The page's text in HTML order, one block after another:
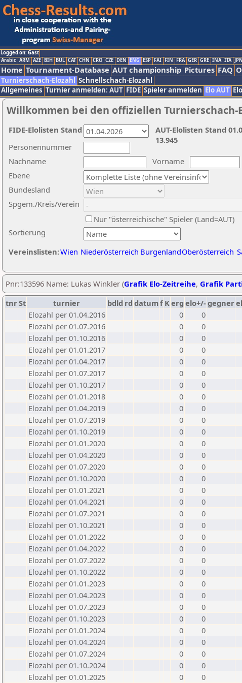
Logged on: Gast
Arabic ARM AZE BIH BUL CAT CHN CRO CZE DEN ENG ESP FAI FIN FRA GER GRE INA ITA JPN
Home Tournament-Database AUT championship Pictures FAQ
Turnierschach-Elozahl Schnellschach-Elozahl
Allgemeines Turnier anmelden: AUT FIDE Spieler anmelden Elo AUT
Willkommen bei den offiziellen Turnierschach-
Nachname
Vorname
Ebene
Sortierung
Personennummer
Bundesland
Spgem./Kreis/Verein
Nur "österreichische" Spieler (Land=AUT)
Vereinslisten:Wien Niederösterreich BurgenlandOberösterreich
AUT-Elolisten Stand
13.945
FIDE-Elolisten Stand
Pnr:133596 Name: Lukas Winkler (Grafik Elo-Zeitreihe, Grafik
tnrSt turnier bdld rd datumf Kerg elo+/-gegner
Elozahl per 01.04.2016
0
0
Elozahl per 01.07.2016
0
0
Elozahl per 01.10.2016
0
0
Elozahl per 01.01.2017
0
0
Elozahl per 01.04.2017
0
0
Elozahl per 01.07.2017
0
0
Elozahl per 01.10.2017
0
0
Elozahl per 01.01.2018
0
0
Elozahl per 01.04.2019
0
0
Elozahl per 01.07.2019
0
0
Elozahl per 01.10.2019
0
0
Elozahl per 01.01.2020
0
0
Elozahl per 01.04.2020
0
0
Elozahl per 01.07.2020
0
0
Elozahl per 01.10.2020
0
0
Elozahl per 01.01.2021
0
0
Elozahl per 01.04.2021
0
0
Elozahl per 01.07.2021
0
0
Elozahl per 01.10.2021
0
0
Elozahl per 01.01.2022
0
0
Elozahl per 01.04.2022
0
0
Elozahl per 01.07.2022
0
0
Elozahl per 01.10.2022
0
0
Elozahl per 01.01.2023
0
0
Elozahl per 01.04.2023
0
0
Elozahl per 01.07.2023
0
0
Elozahl per 01.10.2023
0
0
Elozahl per 01.01.2024
0
0
Elozahl per 01.04.2024
0
0
Elozahl per 01.07.2024
0
0
Elozahl per 01.10.2024
0
0
Elozahl per 01.01.2025
0 0